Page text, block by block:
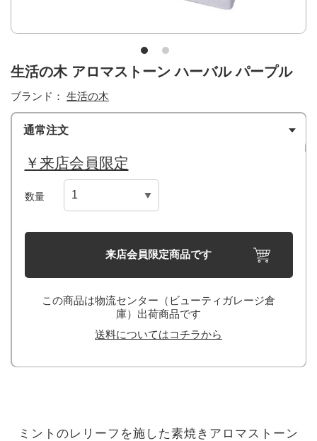
生活の木 アロマストーン ハーバル パープル
ブランド： 生活の木
通常注文
￥来店会員限定
数量
来店会員限定商品です
この商品は物流センター（ビューティガレージ倉
庫）出荷商品です
送料についてはコチラから
ミントのレリーフを施した素焼きアロマストーン